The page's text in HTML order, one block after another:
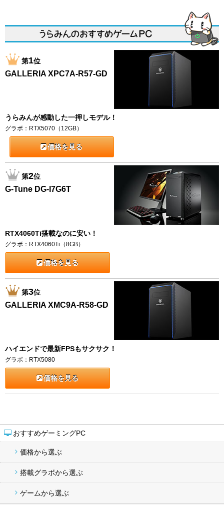
おすすめゲーミングPC
価格から選ぶ
搭載グラボから選ぶ
ゲームから選ぶ
第1位
GALLERIA XPC7A-R57-GD
うらみんが感動した一押しモデル！
グラボ：RTX5070（12GB）
価格を見る
第2位
G-Tune DG-I7G6T
RTX4060Ti搭載なのに安い！
グラボ：RTX4060Ti（8GB）
価格を見る
第3位
GALLERIA XMC9A-R58-GD
ハイエンドで最新FPSもサクサク！
グラボ：RTX5080
価格を見る